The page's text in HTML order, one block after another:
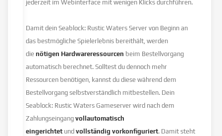
jederzeit im Webinterface mit wenigen Klicks durchführen.
Damit dein Seablock: Rustic Waters Server von Beginn an
das bestmögliche Spielerlebnis bereithält, werden
dienötigen Hardwareressourcen beim Bestellvorgang
automatisch berechnet. Solltest du dennoch mehr
Ressourcen benötigen, kannst du diese während dem
Bestellvorgang selbstverständlich mitbestellen. Dein
Seablock: Rustic Waters Gameserver wird nach dem
Zahlungseingangvollautomatisch
eingerichtet undvollständig vorkonfiguriert. Damit steht